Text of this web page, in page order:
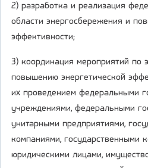
2) разработка и реализация
области энергосбережения и
эффективности;
3) координация мероприятий по
повышению энергетической
их проведением федеральными
учреждениями, федеральными
унитарными предприятиями,
компаниями, государственными
юридическими лицами,